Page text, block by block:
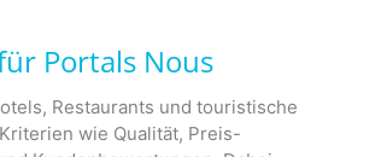
Portals Nous
Restaurants und touristische
wie Qualität, Preis-